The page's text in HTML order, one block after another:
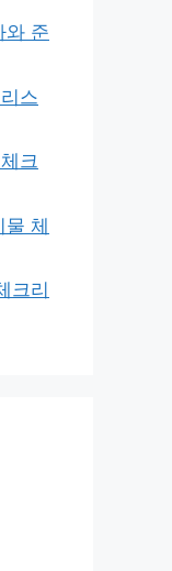
와 준
스
크
물 체
크리